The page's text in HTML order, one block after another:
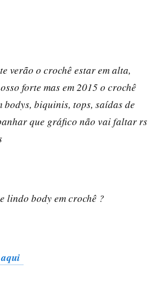
verão o crochê estar em alta,
forte mas em 2015 o crochê
biquinis, tops, saídas de
que gráfico não vai faltar rs
lindo body em crochê ?